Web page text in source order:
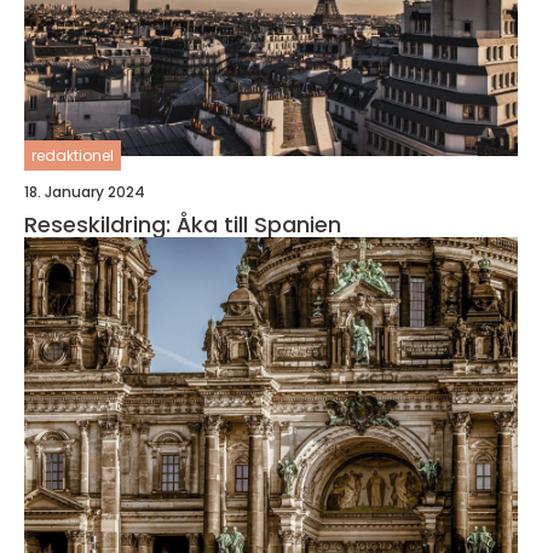
redaktionel
18. January 2024
Reseskildring: Åka till Spanien